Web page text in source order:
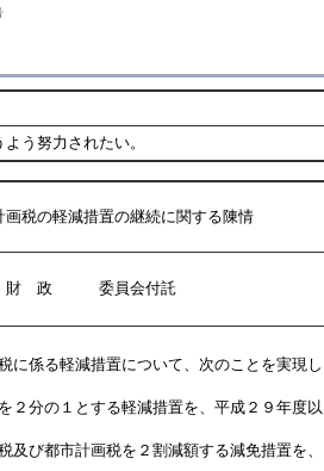
う努力されたい。
画税の軽減措置の継続に関する陳情
財 政 委員会付託
係る軽減措置について、次のことを実現し
分の１とする軽減措置を、平成２９年度以
び都市計画税を２割減額する減免措置を、